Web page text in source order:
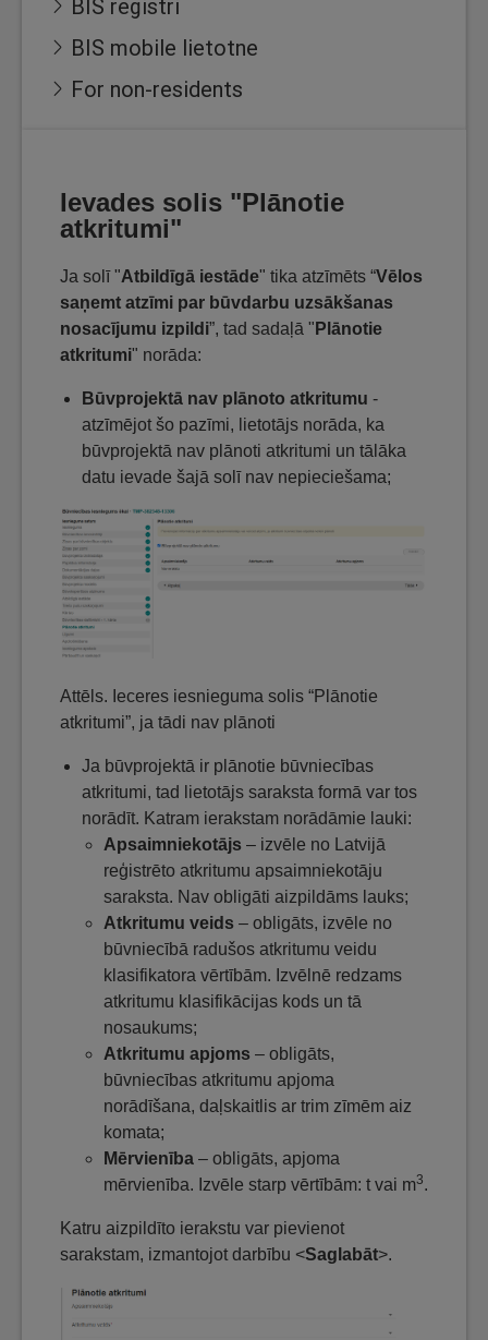
BIS reģistri
BIS mobile lietotne
For non-residents
Ievades solis "Plānotie
atkritumi"
Ja solī "Atbildīgā iestāde" tika atzīmēts “Vēlos
saņemt atzīmi par būvdarbu uzsākšanas
nosacījumu izpildi”, tad sadaļā " Plānotie
atkritumi" norāda:
Būvprojektā nav plānoto atkritumu -
atzīmējot šo pazīmi, lietotājs norāda, ka
būvprojektā nav plānoti atkritumi un tālāka
datu ievade šajā solī nav nepieciešama;
Attēls. Ieceres iesnieguma solis “Plānotie
atkritumi”, ja tādi nav plānoti
Ja būvprojektā ir plānotie būvniecības
atkritumi, tad lietotājs saraksta formā var tos
norādīt. Katram ierakstam norādāmie lauki:
Apsaimniekotājs – izvēle no Latvijā
reģistrēto atkritumu apsaimniekotāju
saraksta. Nav obligāti aizpildāms lauks;
Atkritumu veids – obligāts, izvēle no
būvniecībā radušos atkritumu veidu
klasifikatora vērtībām. Izvēlnē redzams
atkritumu klasifikācijas kods un tā
nosaukums;
Atkritumu apjoms – obligāts,
būvniecības atkritumu apjoma
norādīšana, daļskaitlis ar trim zīmēm aiz
komata;
Mērvienība – obligāts, apjoma
mērvienība. Izvēle starp vērtībām: t vai m3.
Katru aizpildīto ierakstu var pievienot
sarakstam, izmantojot darbību <Saglabāt>.